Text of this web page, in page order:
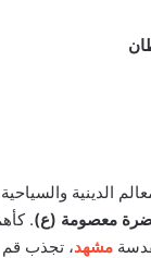
الدينية
معصومة (ع).
مشهد، تجذب